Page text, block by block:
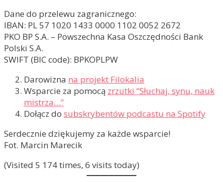
Dane do przelewu zagranicznego:
IBAN: PL 57 1020 1433 0000 1102 0052 2672
PKO BP S.A. – Powszechna Kasa Oszczędności Bank
Polski S.A.
SWIFT (BIC code): BPKOPLPW
Darowizna na projekt Filokalia
Wsparcie za pomocą zrzutki “Słuchaj, synu, nauk
mistrza…”
Dołącz do subskrybentów podcastu na Spotify
Serdecznie dziękujemy za każde wsparcie!
Fot. Marcin Marecik
(Visited 5 174 times, 6 visits today)